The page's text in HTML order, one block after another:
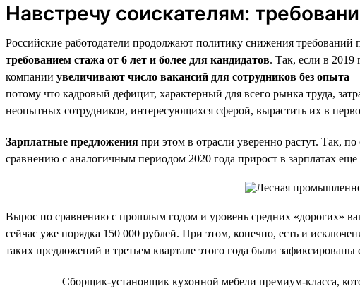
Навстречу соискателям:
Российские работодатели продолжают политику снижения
требованием стажа от 6 лет и более для кандидатов. Так, если в 2019
компании увеличивают число вакансий для сотрудников без опыта —
потому что кадровый дефицит, характерный для всего рынка труда,
неопытных сотрудников, интересующихся сферой, вырастить их в
Зарплатные предложения при этом в отрасли уверенно растут. Так,
сравнению с аналогичным периодом 2020 года прирост в зарплатах
Вырос по сравнению с прошлым годом и уровень средних «дорогих»
сейчас уже порядка 150 000 рублей. При этом, конечно, есть и
таких предложений в третьем квартале этого года были
— Сборщик-установщик кухонной мебели премиум-класса,